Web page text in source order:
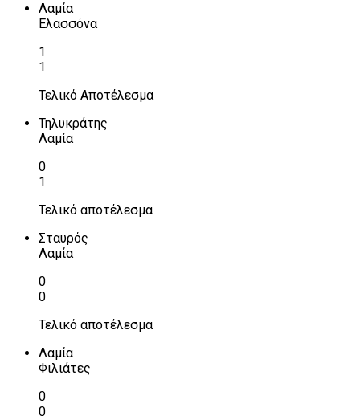
Λαμία
Ελασσόνα
1
1
Τελικό Αποτέλεσμα
Τηλυκράτης
Λαμία
0
1
Τελικό αποτέλεσμα
Σταυρός
Λαμία
0
0
Τελικό αποτέλεσμα
Λαμία
Φιλιάτες
0
0